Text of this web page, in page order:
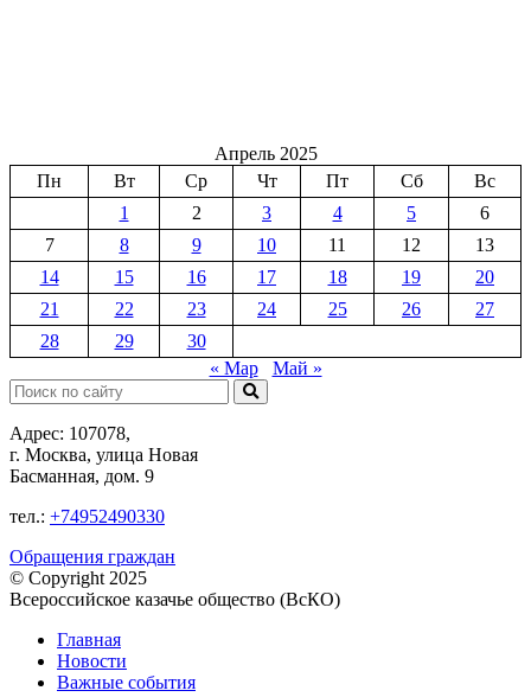
Апрель 2025
Пн
Вт Ср Чт Пт Сб
Вс
1
2 3 4 5
6
7
8 9 10 11 12
13
14
15 16 17 18 19
20
21
22 23 24 25 26
27
28
29
30
« Мар
Май »
Поиск:
Адрес: 107078,
г. Москва, улица Новая
Басманная, дом. 9
тел.: +74952490330
Обращения граждан
© Copyright 2025
Всероссийское казачье общество (ВсКО)
Главная
Новости
Важные события